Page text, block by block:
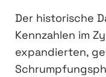
Der historische
Kennzahlen im
expandierten,